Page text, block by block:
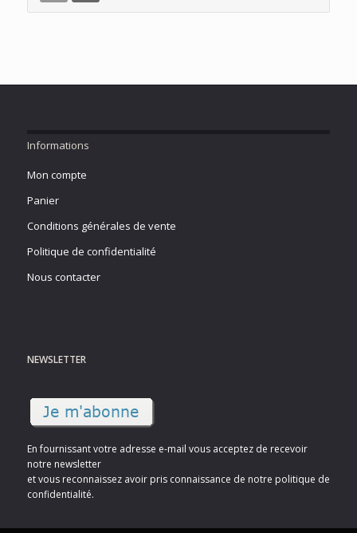
Informations
Mon compte
Panier
Conditions générales de vente
Politique de confidentialité
Nous contacter
NEWSLETTER
En fournissant votre adresse e-mail vous acceptez de recevoir
notre newsletter
et vous reconnaissez avoir pris connaissance de notre politique de
confidentialité.